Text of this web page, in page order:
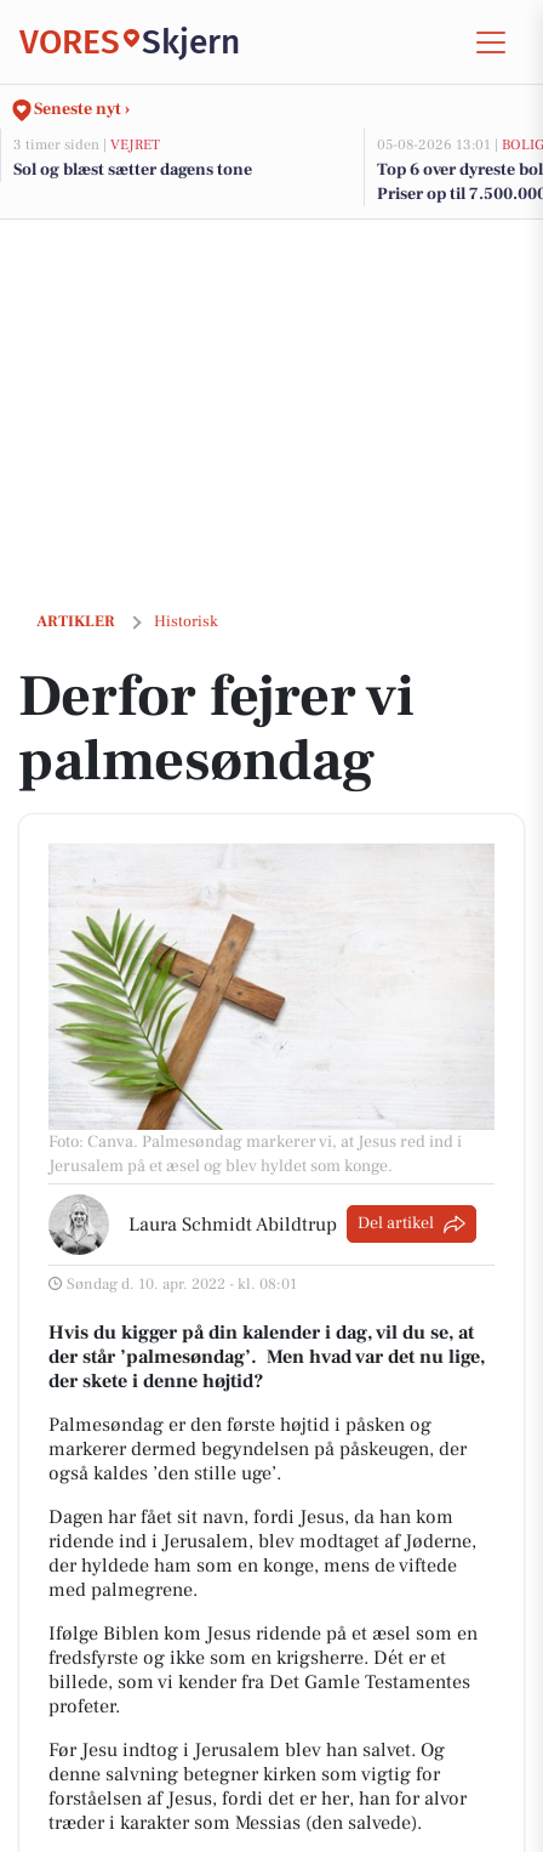
VORES Skjern
Seneste nyt ›
3 timer siden | VEJRET
Sol og blæst sætter dagens tone
05-08-2026 13:01 |
Top 6 over dyreste
Priser op til
ARTIKLER Historisk
Derfor fejrer vi palmesøndag
Derfor fejrer vi
palmesøndag
Foto: Canva. Palmesøndag markerer vi, at Jesus red ind i
Jerusalem på et æsel og blev hyldet som konge.
Laura Schmidt Abildtrup Del artikel
Søndag d. 10. apr. 2022 - kl. 08:01
Hvis du kigger på din kalender i dag, vil du se, at
der står ’palmesøndag’. Men hvad var det nu lige,
der skete i denne højtid?
Palmesøndag er den første højtid i påsken og
markerer dermed begyndelsen på påskeugen, der
også kaldes ’den stille uge’.
Dagen har fået sit navn, fordi Jesus, da han kom
ridende ind i Jerusalem, blev modtaget af Jøderne,
der hyldede ham som en konge, mens de viftede
med palmegrene.
Ifølge Biblen kom Jesus ridende på et æsel som en
fredsfyrste og ikke som en krigsherre. Dét er et
billede, som vi kender fra Det Gamle Testamentes
profeter.
Før Jesu indtog i Jerusalem blev han salvet. Og
denne salvning betegner kirken som vigtig for
forståelsen af Jesus, fordi det er her, han for alvor
træder i karakter som Messias (den salvede).